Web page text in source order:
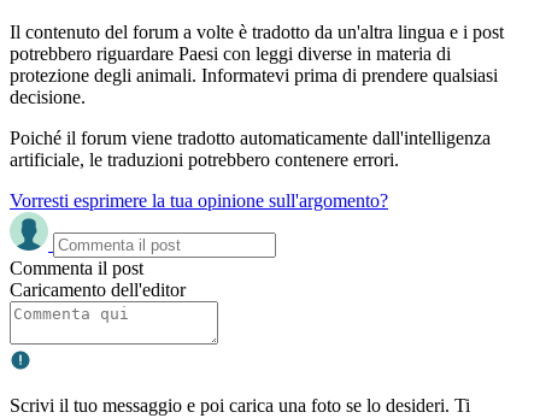
Il contenuto del forum a volte è tradotto da un'altra lingua e i post
potrebbero riguardare Paesi con leggi diverse in materia di
protezione degli animali. Informatevi prima di prendere qualsiasi
decisione.
Poiché il forum viene tradotto automaticamente dall'intelligenza
artificiale, le traduzioni potrebbero contenere errori.
Vorresti esprimere la tua opinione sull'argomento?
Commenta il post
Caricamento dell'editor
Scrivi il tuo messaggio e poi carica una foto se lo desideri. Ti